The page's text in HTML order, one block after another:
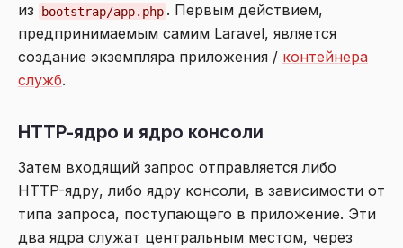
из
bootstrap/app.php . Первым действием,
предпринимаемым самим Laravel, является
создание экземпляра приложения / контейнера
служб.
HTTP-ядро и ядро консоли
Затем входящий запрос отправляется либо
HTTP-ядру, либо ядру консоли, в зависимости от
типа запроса, поступающего в приложение. Эти
два ядра служат центральным местом, через